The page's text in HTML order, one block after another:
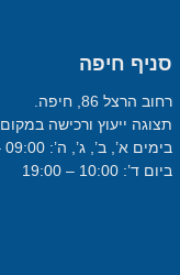
סניף חיפה
רחוב הרצל 86, חיפה.
תצוגה ייעוץ ורכישה במקום.
בימים א’, ב’, ג’, ה’: 09:00 – 18:00
ביום ד’: 10:00 – 19:00